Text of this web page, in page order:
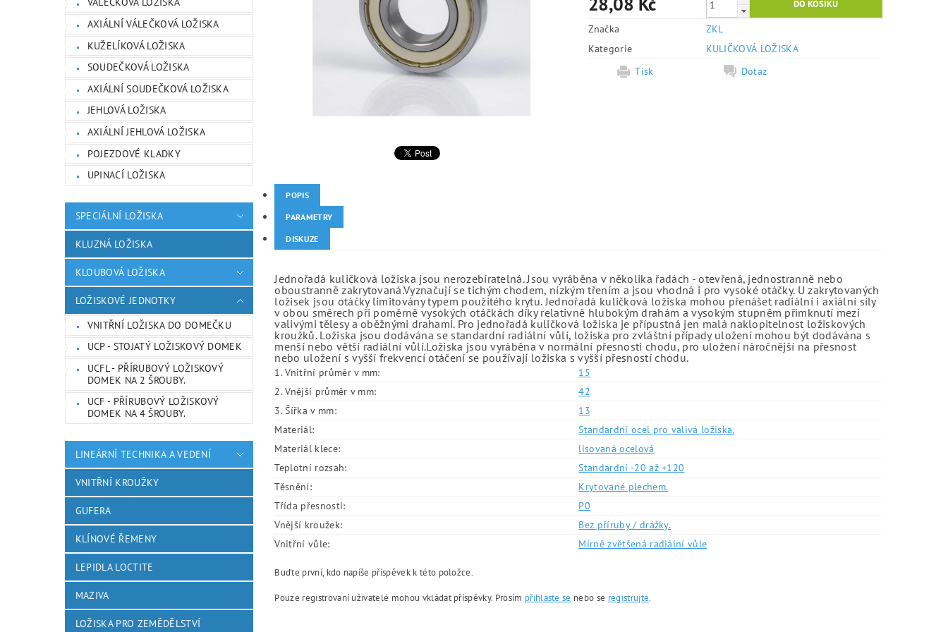
AXIÁLNÍ VÁLEČKOVÁ LOŽISKA
KUŽELÍKOVÁ LOŽISKA
SOUDEČKOVÁ LOŽISKA
AXIÁLNÍ SOUDEČKOVÁ LOŽISKA
JEHLOVÁ LOŽISKA
AXIÁLNÍ JEHLOVÁ LOŽISKA
POJEZDOVÉ KLADKY
UPINACÍ LOŽISKA
SPECIÁLNÍ LOŽISKA
KLUZNÁ LOŽISKA
KLOUBOVÁ LOŽISKA
LOŽISKOVÉ JEDNOTKY
VNITŘNÍ LOŽISKA DO DOMEČKU
UCP - STOJATÝ LOŽISKOVÝ DOMEK
UCFL - PŘÍRUBOVÝ LOŽISKOVÝ
DOMEK NA 2 ŠROUBY.
UCF - PŘÍRUBOVÝ LOŽISKOVÝ
DOMEK NA 4 ŠROUBY.
LINEÁRNÍ TECHNIKA A VEDENÍ
VNITŘNÍ KROUŽKY
GUFERA
KLÍNOVÉ ŘEMENY
LEPIDLA LOCTITE
MAZIVA
LOŽISKA PRO ZEMĚDĚLSTVÍ
Značka
ZKL
Kategorie
KULIČKOVÁ LOŽISKA
Tisk
Dotaz
POPIS
PARAMETRY
DISKUZE
Jednořadá kuličková ložiska jsou nerozebíratelná. Jsou vyráběna v několika řadách - otevřená, jednostranně nebo
oboustranně zakrytovaná.Vyznačují se tichým chodem, nízkým třením a jsou vhodná i pro vysoké otáčky. U zakrytovaných
ložisek jsou otáčky limitovány typem použitého krytu. Jednořadá kuličková ložiska mohou přenášet radiální i axiální síly
v obou směrech při poměrně vysokých otáčkách díky relativně hlubokým drahám a vysokým stupněm přimknutí mezi
valivými tělesy a oběžnými drahami. Pro jednořadá kuličková ložiska je přípustná jen malá naklopitelnost ložiskových
kroužků. Ložiska jsou dodávána se standardní radiální vůlí, ložiska pro zvláštní případy uložení mohou být dodávána s
menší nebo větší radiální vůlí.Ložiska jsou vyráběna v normální přesnosti chodu, pro uložení náročnější na přesnost
nebo uložení s vyšší frekvencí otáčení se používají ložiska s vyšší přesností chodu.
1. Vnitřní průměr v mm:
15
2. Vnější průměr v mm:
42
3. Šířka v mm:
13
Materiál:
Standardní ocel pro valivá ložiska.
Materiál klece:
lisovaná ocelová
Teplotní rozsah:
Standardní -20 až +120
Těsnění:
Krytované plechem.
Třída přesnosti:
P0
Vnější kroužek:
Bez příruby / drážky.
Vnitřní vůle:
Mírně zvětšená radiální vůle
Buďte první, kdo napíše příspěvek k této položce.
Pouze registrovaní uživatelé mohou vkládat příspěvky. Prosím přihlaste se nebo se registrujte.